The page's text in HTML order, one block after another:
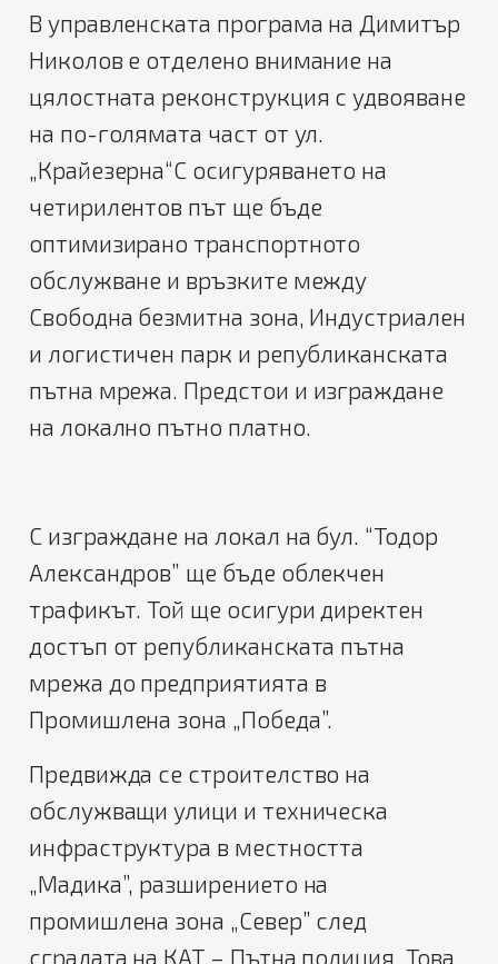
В управленската програма на Димитър
Николов е отделено внимание на
цялостната реконструкция с удвояване
на по-голямата част от ул.
„Крайезерна“С осигуряването на
четирилентов път ще бъде
оптимизирано транспортното
обслужване и връзките между
Свободна безмитна зона, Индустриален
и логистичен парк и републиканската
пътна мрежа. Предстои и изграждане
на локално пътно платно.
С изграждане на локал на бул. “Тодор
Александров” ще бъде облекчен
трафикът. Той ще осигури директен
достъп от републиканската пътна
мрежа до предприятията в
Промишлена зона „Победа”.
Предвижда се строителство на
обслужващи улици и техническа
инфраструктура в местността
„Мадика”, разширението на
промишлена зона „Север” след
сградата на КАТ – Пътна полиция. Това